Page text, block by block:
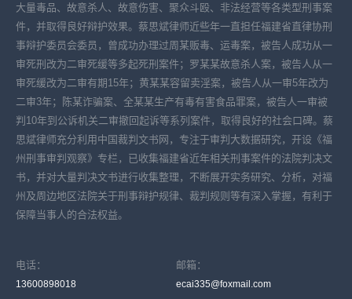
大量毒品、故意杀人、故意伤害、聚众斗殴、非法经营等各类型刑事案
件，并取得良好辩护效果。蔡思斌律师近些年一直担任福建省直律协刑
事辩护委员会委员，曾成功办理过周某贩毒、运毒案，被告人成功从一
审死刑改为二审死缓等多起死刑案件；罗某某故意杀人案，被告人从一
审死缓改为二审有期15年；黄某某容留卖淫案，被告人从一审5年改为
二审3年；陈某诈骗案、全某某生产有毒有害食品罪案，被告人一审被
判10年到公诉机关二审撤回起诉等系列案件，取得良好的社会口碑。蔡
思斌律师充分利用中国裁判文书网，专注于审判大数据研究，开设《福
州刑事审判观察》专栏，已收集福建省近年相关刑事案件的法院判决文
书，并对大量判决文书进行收集整理，不断展开实务研究、分析，对福
州及周边地区法院关于刑事辩护规律、裁判规则等有深入掌握，有利于
保障当事人的合法权益。
电话：
13600898018
邮箱：
ecai335@foxmail.com